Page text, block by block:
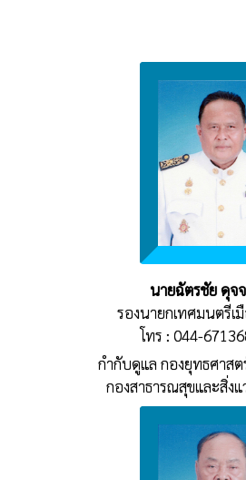
นายฉัตรชัย ดุจ
รองนายกเทศมนตรีเ
โทร : 044-
กำกับดูแล กองยุทธศาส
กองสาธารณสุขและสิ่ง